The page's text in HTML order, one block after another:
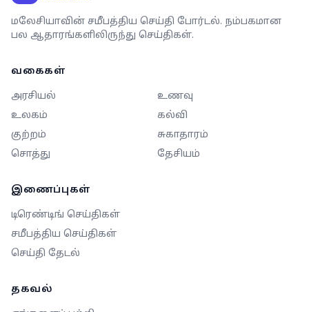
மலேசியாவின் சமீபத்திய செய்தி போர்டல். நம்பகமான
பல ஆதாரங்களிலிருந்து செய்திகள்.
வகைகள்
அரசியல்
உணவு
உலகம்
கல்வி
குற்றம்
சுகாதாரம்
சொத்து
தேசியம்
இணைப்புகள்
டிரெண்டிங் செய்திகள்
சமீபத்திய செய்திகள்
செய்தி தேடல்
தகவல்